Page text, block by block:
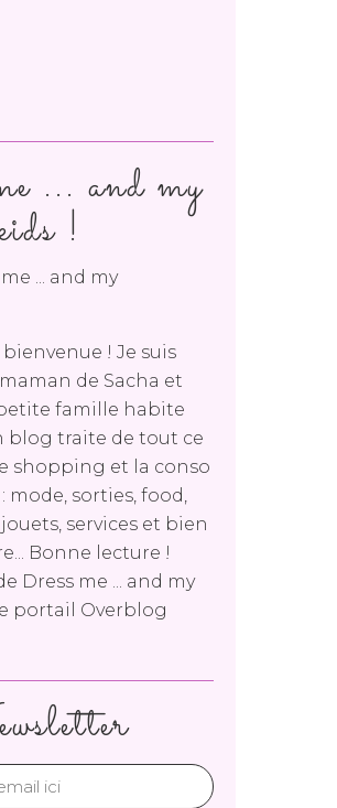
... and my
!
! Je suis
de Sacha et
famille habite
blog traite de tout ce
shopping et la conso
mode, sorties, food,
services et bien
Bonne lecture !
Dress me ... and my
portail Overblog